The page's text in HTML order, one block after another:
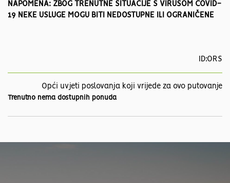
NAPOMENA: ZBOG TRENUTNE SITUACIJE S VIRUSOM COVID-
19 NEKE USLUGE MOGU BITI NEDOSTUPNE ILI OGRANIČENE
ID:ORS
Opći uvjeti poslovanja koji vrijede za ovo putovanje
Trenutno nema dostupnih ponuda